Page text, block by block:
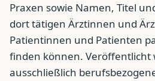
Praxen sowie Namen, Titel
dort tätigen Ärztinnen und
Patientinnen und Patienten
finden können. Veröffentlicht
ausschließlich